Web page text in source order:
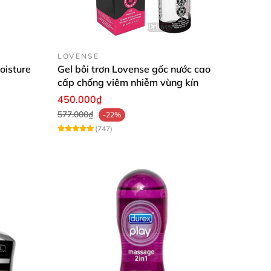
EDTA, Aspartame, Gurana Extract,
45M, Citric Acid.
kín.
G09
cao cấp, không chứa glycerin và paraben
gốc nước, không màu, không mùi, không
LOVENSE
Gel bôi trơn Lovense gốc nước cao
cấp chống viêm nhiễm vùng kín
450.000₫
577.000₫
-22%
(747)